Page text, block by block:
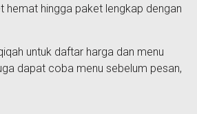
hemat hingga paket lengkap dengan
untuk daftar harga dan menu
dapat coba menu sebelum pesan,